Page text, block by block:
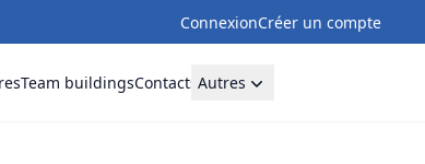
ConnexionCréer un compte
Team buildingsContacts Autres